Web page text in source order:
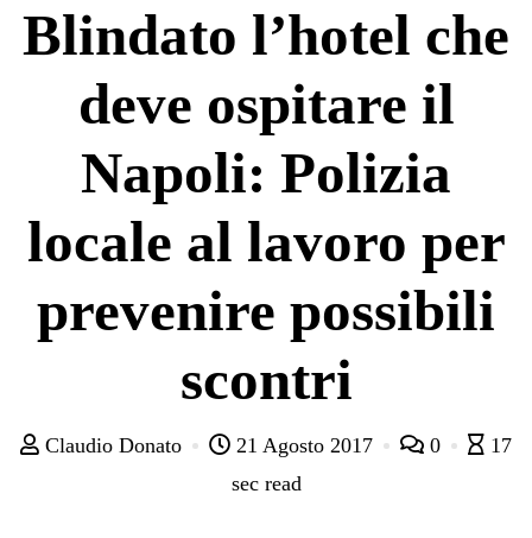
Blindato l’hotel che
deve ospitare il
Napoli: Polizia
locale al lavoro per
prevenire possibili
scontri
Claudio Donato 21 Agosto 2017 0
17
sec read